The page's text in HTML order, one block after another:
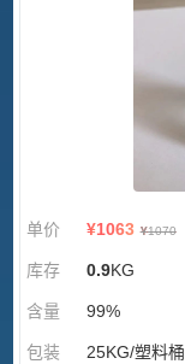
单价 ¥1063 ¥1070
库存 0.9KG
含量 99%
包装 25KG/塑料桶